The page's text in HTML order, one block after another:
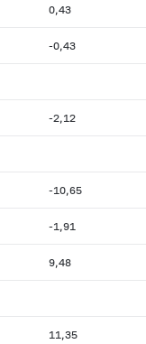
0,43
-0,43
-2,12
-10,65
-1,91
9,48
11,35